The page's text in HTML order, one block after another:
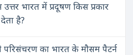
उत्तर भारत में प्रदूषण किस प्रकार
है?
परिसंचरण का भारत के मौसम पैटर्न